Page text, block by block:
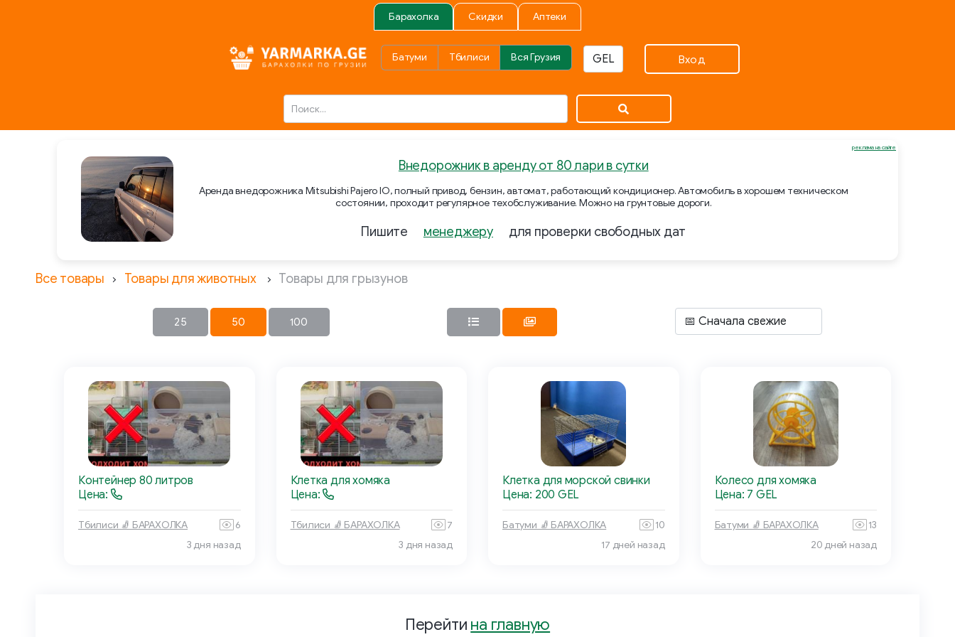
Барахолка Скидки Аптеки
Батуми Тбилиси Вся Грузия Вход
Внедорожник в аренду от 80 лари в сутки
Аренда внедорожника Mitsubishi Pajero IO, полный привод, бензин, автомат, работающий кондиционер. Автомобиль в хорошем техническом
состоянии, проходит регулярное техобслуживание. Можно на грунтовые дороги.
Пишите менеджеру для проверки свободных дат
реклама на сайте
Все товары Товары для животных Товары для грызунов
25 50 100
Контейнер 80 литров
Цена:
Тбилиси 🧦 БАРАХОЛКА
6
3 дня назад
Клетка для хомяка
Цена:
Тбилиси 🧦 БАРАХОЛКА
7
3 дня назад
Клетка для морской свинки
Цена: 200 GEL
Батуми 🧦 БАРАХОЛКА
10
17 дней назад
Колесо для хомяка
Цена: 7 GEL
Батуми 🧦 БАРАХОЛКА
13
20 дней назад
Перейти на главную